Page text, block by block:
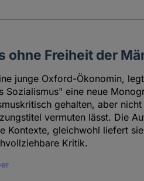
ohne Freiheit der
junge Oxford-Ökonomin,
Sozialismus" eine neue
gehalten, aber
vermuten lässt. Die
Kontexte, gleichwohl liefert
Kritik.